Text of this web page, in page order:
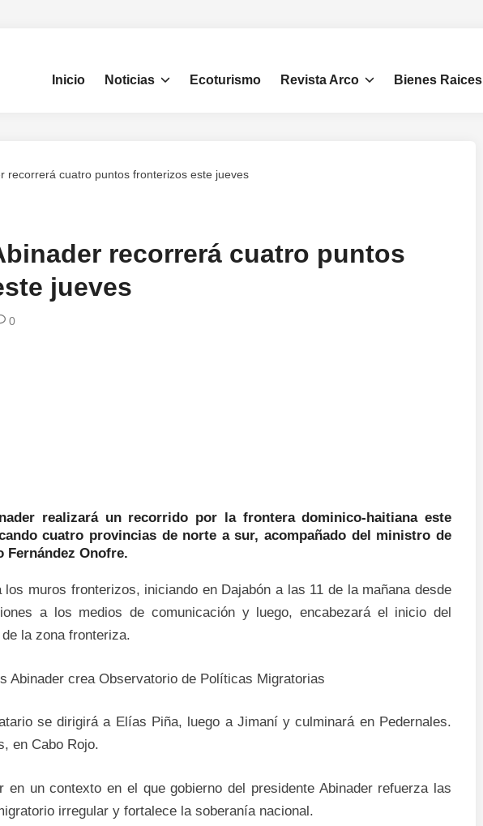
Inicio Noticias Ecoturismo Revista Arco Bienes Raices
recorrerá cuatro puntos fronterizos este jueves
recorrerá cuatro puntos
jueves
0
realizará un recorrido por la frontera dominico-haitiana este
cuatro provincias de norte a sur, acompañado del ministro de
Fernández Onofre.
muros fronterizos, iniciando en Dajabón a las 11 de la mañana desde
a los medios de comunicación y luego, encabezará el inicio del
la zona fronteriza.
Abinader crea Observatorio de Políticas Migratorias
se dirigirá a Elías Piña, luego a Jimaní y culminará en Pedernales.
en Cabo Rojo.
en un contexto en el que gobierno del presidente Abinader refuerza las
irregular y fortalece la soberanía nacional.